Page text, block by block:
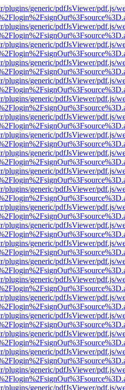
plugins/generic/pdfJsViewer/pdf.js/
plugins/generic/pdfJsViewer/pdf.js/
plugins/generic/pdfJsViewer/pdf.js/
plugins/generic/pdfJsViewer/pdf.js/
plugins/generic/pdfJsViewer/pdf.js/
plugins/generic/pdfJsViewer/pdf.js/
plugins/generic/pdfJsViewer/pdf.js/
plugins/generic/pdfJsViewer/pdf.js/
plugins/generic/pdfJsViewer/pdf.js/
plugins/generic/pdfJsViewer/pdf.js/
plugins/generic/pdfJsViewer/pdf.js/
plugins/generic/pdfJsViewer/pdf.js/
plugins/generic/pdfJsViewer/pdf.js/
plugins/generic/pdfJsViewer/pdf.js/
plugins/generic/pdfJsViewer/pdf.js/
plugins/generic/pdfJsViewer/pdf.js/
plugins/generic/pdfJsViewer/pdf.js/
plugins/generic/pdfJsViewer/pdf.js/
plugins/generic/pdfJsViewer/pdf.js/
plugins/generic/pdfJsViewer/pdf.js/
plugins/generic/pdfJsViewer/pdf.js/
plugins/generic/pdfJsViewer/pdf.js/